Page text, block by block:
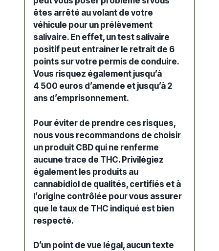
êtes arrêté au volant de votre
véhicule pour un prélèvement
salivaire. En effet, un test salivaire
positif peut entrainer le retrait de 6
points sur votre permis de conduire.
Vous risquez également jusqu’à
4 500 euros d’amende et jusqu’à 2
ans d’emprisonnement.
Pour éviter de prendre ces risques,
nous vous recommandons de choisir
un produit CBD qui ne renferme
aucune trace de THC. Privilégiez
également les produits au
cannabidiol de qualités, certifiés et à
l’origine contrôlée pour vous assurer
que le taux de THC indiqué est bien
respecté.
D’un point de vue légal, aucun texte